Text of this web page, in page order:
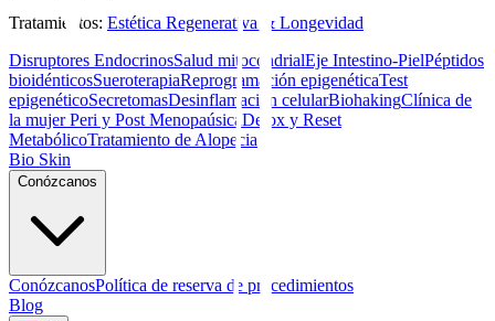
Tratamientos: Estética Regenerativa & Longevidad
Disruptores EndocrinosSalud mitocondrialEje Intestino-PielPéptidos
bioidénticosSueroterapiaReprogramación epigenéticaTest
epigenéticoSecretomasDesinflamación celularBiohakingClínica de
la mujer Peri y Post Menopaúsica Detox y Reset
MetabólicoTratamiento de Alopecia
Bio Skin
Conózcanos
ConózcanosPolítica de reserva de procedimientos
Blog